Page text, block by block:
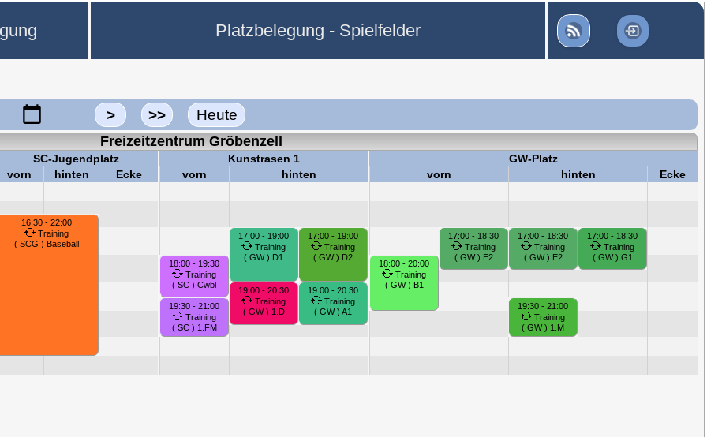
Platzbelegung - Spielfelder
> >> Heute
Freizeitzentrum Gröbenzell
SC-Jugendplatz Kunstrasen 1
GW-Platz
vorn hinten Ecke vorn hinten vorn hinten Ecke
16:30 - 22:00
Training
( SCG ) Baseball
17:00 - 19:00
Training
( GW ) D1
17:00 - 19:00
Training
( GW ) D2
17:00 - 18:30
Training
( GW ) E2
17:00 - 18:30
Training
( GW ) E2
17:00 - 18:30
Training
( GW ) G1
18:00 - 19:30
Training
( SC ) Cwbl
18:00 - 20:00
Training
( GW ) B1
19:00 - 20:30
Training
( GW ) 1.D
19:00 - 20:30
Training
( GW ) A1
19:30 - 21:00
Training
( SC ) 1.FM
19:30 - 21:00
Training
( GW ) 1.M